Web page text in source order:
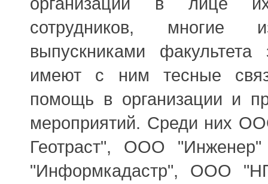
сотрудников,
выпускниками факультета
имеют с ним тесные
помощь в организации и
мероприятий. Среди них
Геотраст", ООО
"Информкадастр", ООО